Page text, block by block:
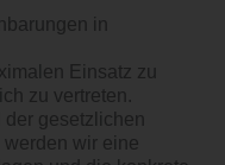
in
Einsatz zu
zu vertreten.
gesetzlichen
wir eine